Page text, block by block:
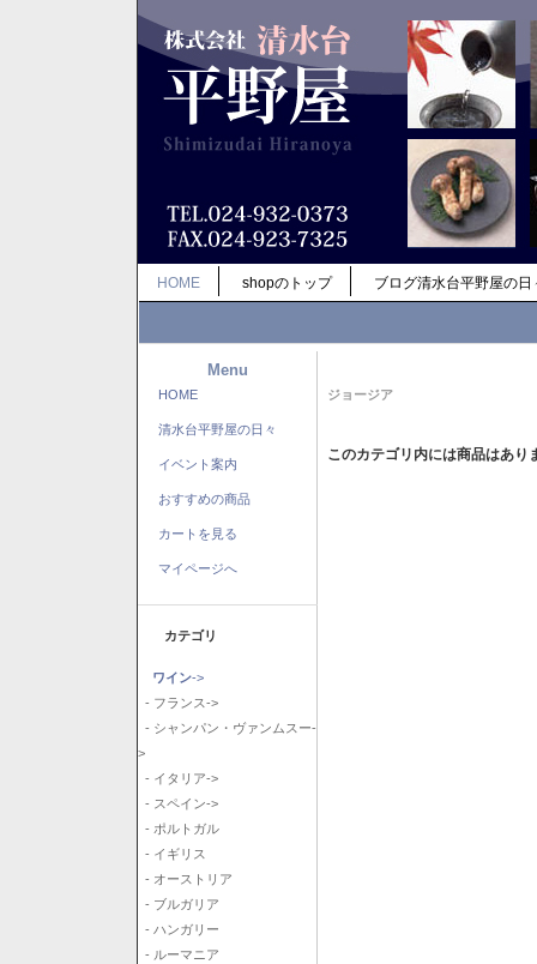
HOME shopのトップ ブログ清水台平野屋の日
Menu
HOME
清水台平野屋の日々
イベント案内
おすすめの商品
カートを見る
マイページへ
カテゴリ
ワイン->
- フランス->
- シャンパン・ヴァンムスー-
>
- イタリア->
- スペイン->
- ポルトガル
- イギリス
- オーストリア
- ブルガリア
- ハンガリー
- ルーマニア
ジョージア
このカテゴリ内には商品はあり